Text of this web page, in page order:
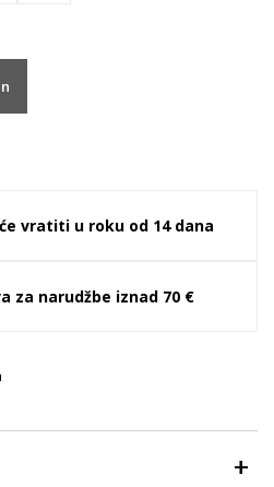
vratiti u roku od 14 dana
za narudžbe iznad 70 €